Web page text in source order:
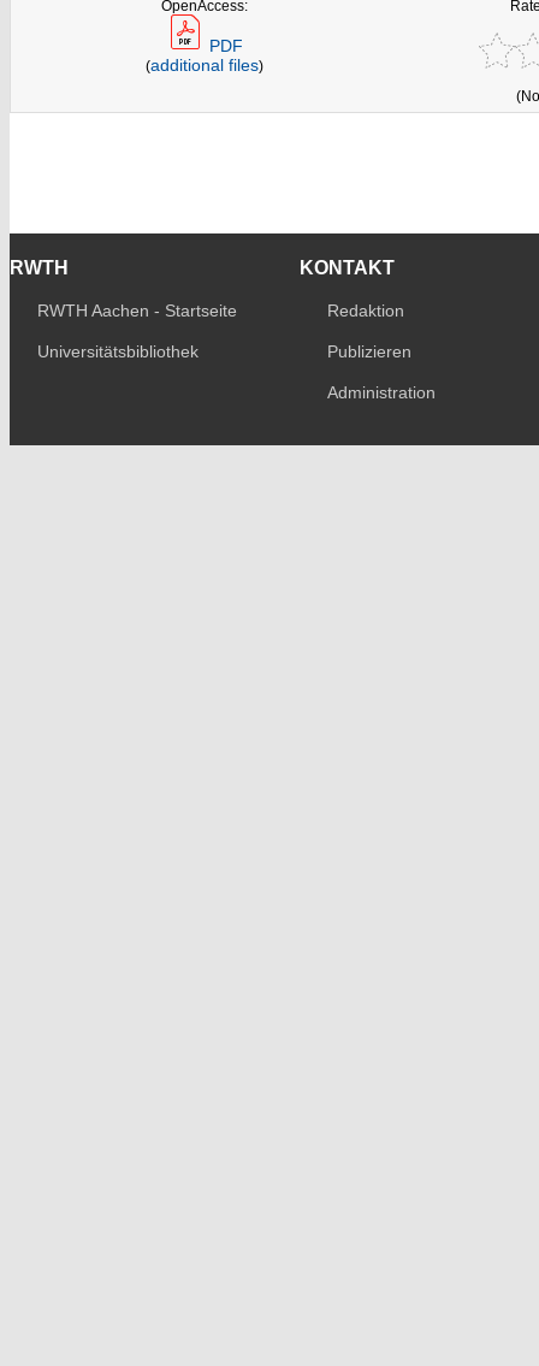
OpenAccess:
PDF
(additional files)
RWTH
RWTH Aachen - Startseite
Universitätsbibliothek
KONTAKT
Redaktion
Publizieren
Administration